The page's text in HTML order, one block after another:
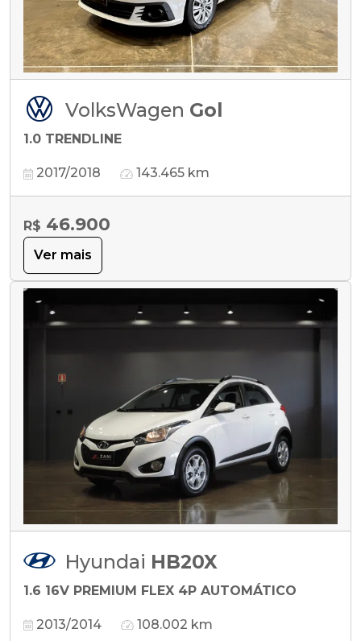
VolksWagen Gol
1.0 TRENDLINE
2017/2018 143.465 km
R$ 46.900
Ver mais
Hyundai HB20X
1.6 16V PREMIUM FLEX 4P AUTOMÁTICO
2013/2014 108.002 km